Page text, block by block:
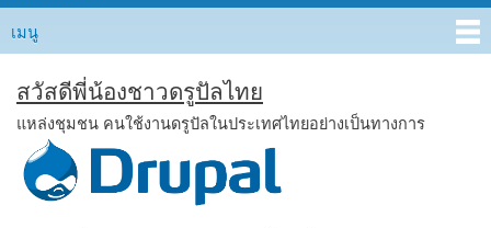
Main menu
เมนู
สวัสดีพี่น้องชาวดรูปัลไทย
แหล่งชุมชน คนใช้งานดรูปัลในประเทศไทยอย่างเป็นทางการ